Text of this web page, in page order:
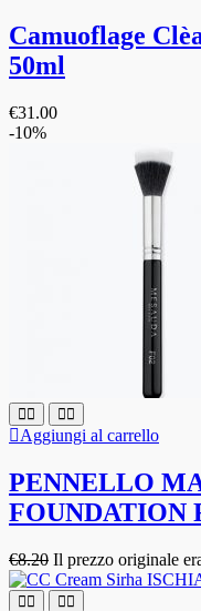
Camuoflage
50ml
€31.00
-10%
Aggiungi al carrello
PENNELLO
FOUNDATION
€8.20 Il prezzo originale